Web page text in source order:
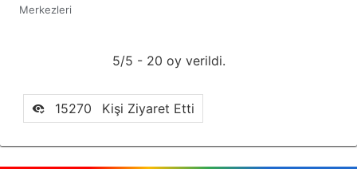
Merkezleri
5/5 - 20 oy verildi.
15270 Kişi Ziyaret Etti